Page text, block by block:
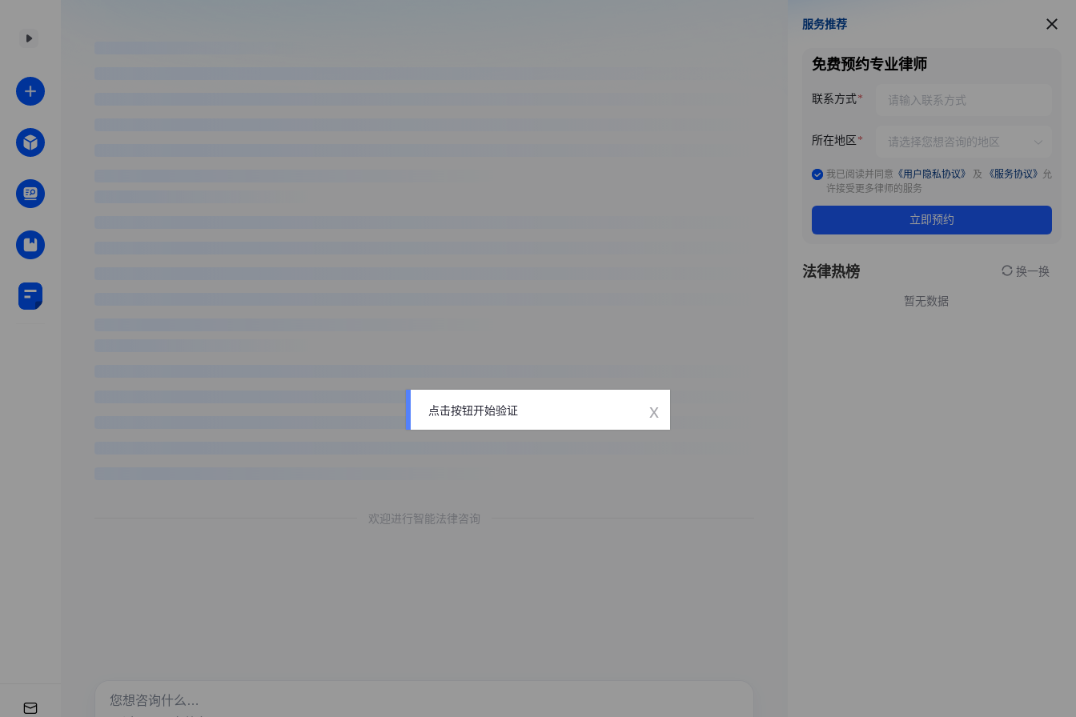
欢迎进行智能法律咨询
服务推荐
服务推荐
免费预约专业律师
联系方式
所在地区
我已阅读并同意 《用户隐私协议》 及 《服务协议》 允
许接受更多律师的服务
立即预约
法律热榜 换一换
暂无数据
点击按钮开始验证 x